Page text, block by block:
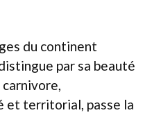
du continent
par sa beauté
et territorial, passe la